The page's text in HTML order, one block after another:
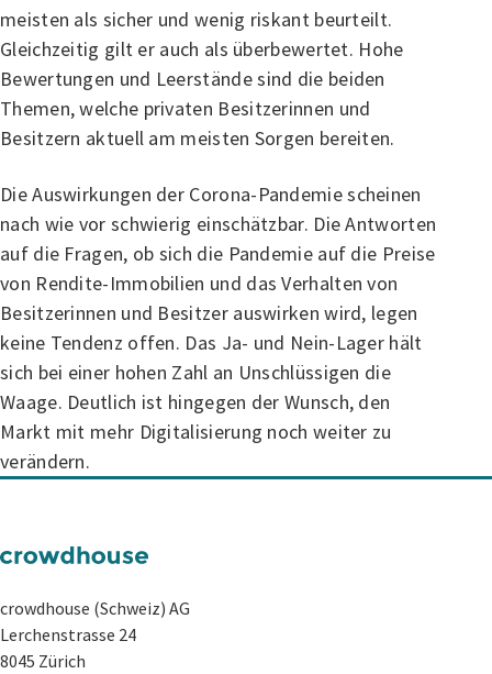
meisten als sicher und wenig riskant beurteilt.
Gleichzeitig gilt er auch als überbewertet. Hohe
Bewertungen und Leerstände sind die beiden
Themen, welche privaten Besitzerinnen und
Besitzern aktuell am meisten Sorgen bereiten.
Die Auswirkungen der Corona-Pandemie scheinen
nach wie vor schwierig einschätzbar. Die Antworten
auf die Fragen, ob sich die Pandemie auf die Preise
von Rendite-Immobilien und das Verhalten von
Besitzerinnen und Besitzer auswirken wird, legen
keine Tendenz offen. Das Ja- und Nein-Lager hält
sich bei einer hohen Zahl an Unschlüssigen die
Waage. Deutlich ist hingegen der Wunsch, den
Markt mit mehr Digitalisierung noch weiter zu
verändern.
crowdhouse (Schweiz) AG
Lerchenstrasse 24
8045 Zürich